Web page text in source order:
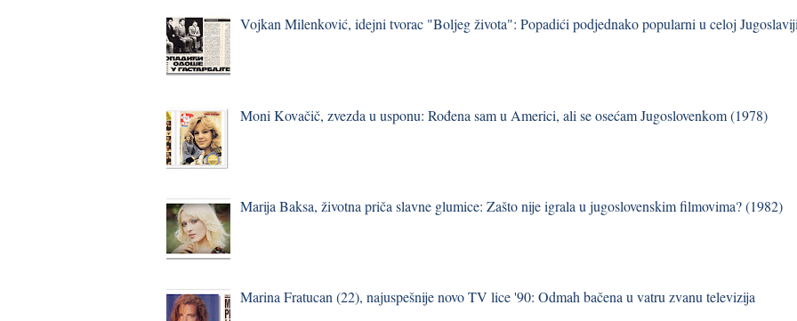
Vojkan Milenković, idejni tvorac "Boljeg života": Popadići podjednako popularni u celoj
Moni Kovačič, zvezda u usponu: Rođena sam u Americi, ali se osećam Jugoslovenkom (1978)
Marija Baksa, životna priča slavne glumice: Zašto nije igrala u jugoslovenskim filmovima? (1982)
Marina Fratucan (22), najuspešnije novo TV lice '90: Odmah bačena u vatru zvanu televizija